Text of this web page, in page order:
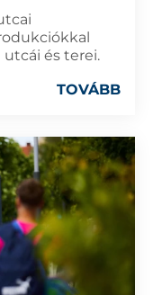
és terei.
TOVÁBB